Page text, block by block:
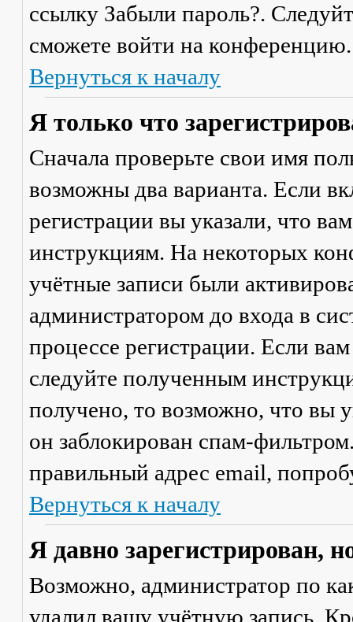
ссылку Забыли пароль?.
сможете войти на конференцию.
Вернуться к началу
Я только что
Сначала проверьте свои имя
возможны два варианта. Если
регистрации вы указали, что
инструкциям. На некоторых
учётные записи были
администратором до входа в
процессе регистрации. Если
следуйте полученным
получено, то возможно, что вы
он заблокирован спам-
правильный адрес email,
Вернуться к началу
Я давно зарегистрирован,
Возможно, администратор по
удалил вашу учётную запись.